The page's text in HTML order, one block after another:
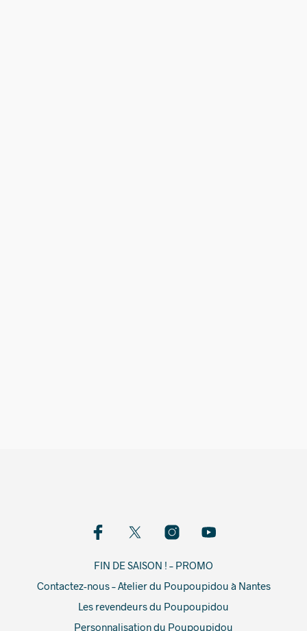
FIN DE SAISON ! – PROMO
Contactez-nous – Atelier du Poupoupidou à Nantes
Les revendeurs du Poupoupidou
Personnalisation du Poupoupidou